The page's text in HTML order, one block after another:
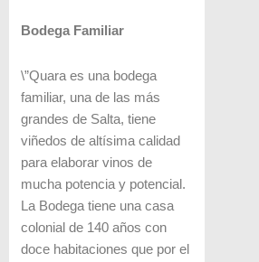
Bodega Familiar
\”Quara es una bodega
familiar, una de las más
grandes de Salta, tiene
viñedos de altísima calidad
para elaborar vinos de
mucha potencia y potencial.
La Bodega tiene una casa
colonial de 140 años con
doce habitaciones que por el